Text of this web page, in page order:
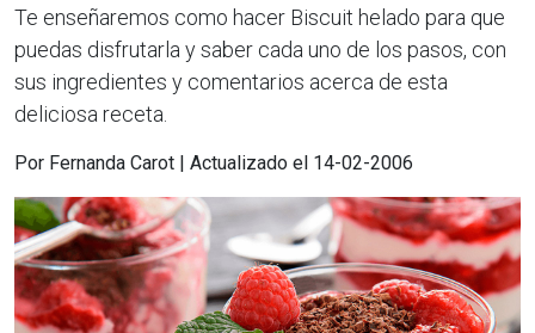
Te enseñaremos como hacer Biscuit helado para que
puedas disfrutarla y saber cada uno de los pasos, con
sus ingredientes y comentarios acerca de esta
deliciosa receta.
Por Fernanda Carot | Actualizado el 14-02-2006